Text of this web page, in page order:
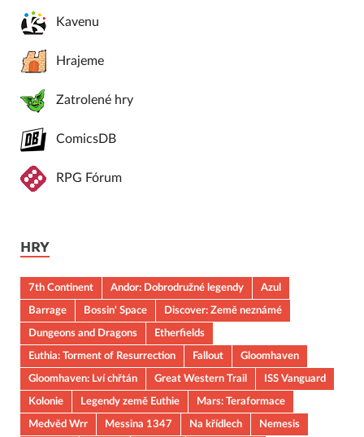
Kavenu
Hrajeme
Zatrolené hry
ComicsDB
RPG Fórum
HRY
7th Continent Andor: Dobrodružné legendy
Azul
Barrage
Bossin' Space
Discover: Země neznámé
Dungeons and Dragons
Etherfields
Euthia: Torment of Resurrection
Fallout
Gloomhaven
Gloomhaven: Lví chřtán
Great Western Trail
ISS Vanguard
Kolonie
Legendy země Euthie
Mars: Teraformace
Medvěd Wrr
Messina 1347 Na křídlech
Nemesis